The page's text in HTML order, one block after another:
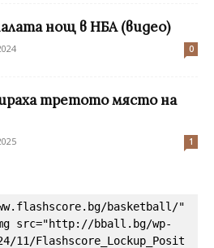
нощ в НБА (видео)
0
третото място на
1
basketball/"
src="http://bball.bg/wp-
11/Flashscore_Lockup_Posit